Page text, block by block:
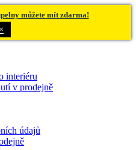
můžete mít zdarma!
×
interiéru
v prodejně
údajů